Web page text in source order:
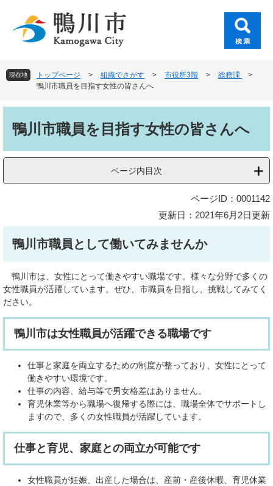
頭
で
。
飛
ば
て
現在地 トップページ > 組織でさがす > 市役所3階 > 総務課
>
鴨川市職員を目指す女性の皆さんへ
鴨川市職員を目指す女性の皆さんへ
ページ内目次
ページID：0001142
更新日：2021年6月2日更新
鴨川市職員として働いてみませんか
鴨川市は、女性にとって働きやすい職場です。様々な分野で多くの
女性職員が活躍しています。ぜひ、市職員を目指し、挑戦してみてく
ださい。
鴨川市は女性職員が活躍できる職場です
仕事と家庭を両立するための制度が整っており、女性にとって
働きやすい環境です。
仕事の内容、給与等で男女格差はありません。
育児休業等から職場へ復帰する際には、職場全体でサポートし
ますので、多くの女性職員が活躍しています。
仕事と育児、家庭との両立が可能です
女性職員が妊娠、出産した場合は、産前・産後休暇、育児休業